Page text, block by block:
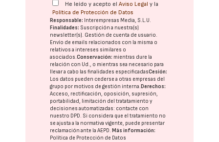
He leído y acepto elAviso Legal y la
Política de Protección de Datos
Responsable: Interempresas Media, S.L.U.
Finalidades: Suscripción a nuestra(s)
newsletter(s). Gestión de cuenta de usuario.
Envío de emails relacionados con la misma o
relativos a intereses similares o
asociados.Conservación: mientras dure la
relación con Ud., o mientras sea necesario para
llevar a cabo las finalidades especificadasCesión:
Los datos pueden cederse a otras empresas del
grupo por motivos de gestión interna. Derechos:
Acceso, rectificación, oposición, supresión,
portabilidad, limitación del tratatamiento y
decisiones automatizadas: contacte con
nuestro DPD. Si considera que el tratamiento no
se ajusta a la normativa vigente, puede presentar
reclamación ante laAEPD. Más información:
Política de Protección de Datos